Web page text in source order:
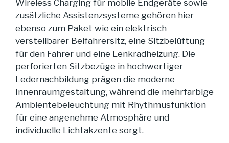
Wireless Charging für mobile Endgeräte sowie
zusätzliche Assistenzsysteme gehören hier
ebenso zum Paket wie ein elektrisch
verstellbarer Beifahrersitz, eine Sitzbelüftung
für den Fahrer und eine Lenkradheizung. Die
perforierten Sitzbezüge in hochwertiger
Ledernachbildung prägen die moderne
Innenraumgestaltung, während die mehrfarbige
Ambientebeleuchtung mit Rhythmusfunktion
für eine angenehme Atmosphäre und
individuelle Lichtakzente sorgt.